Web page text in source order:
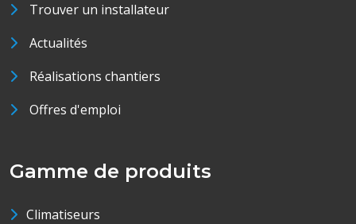
Trouver un installateur
Actualités
Réalisations chantiers
Offres d'emploi
Gamme de produits
Climatiseurs